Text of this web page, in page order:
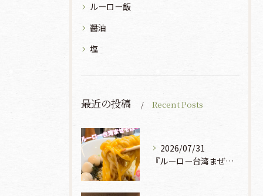
ルーロー飯
醤油
塩
最近の投稿 Recent Posts
2026/07/31
『ルーロー台湾まぜそば』930円🍜🫧